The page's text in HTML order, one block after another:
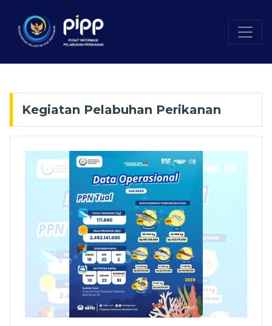
Kegiatan Pelabuhan Perikanan